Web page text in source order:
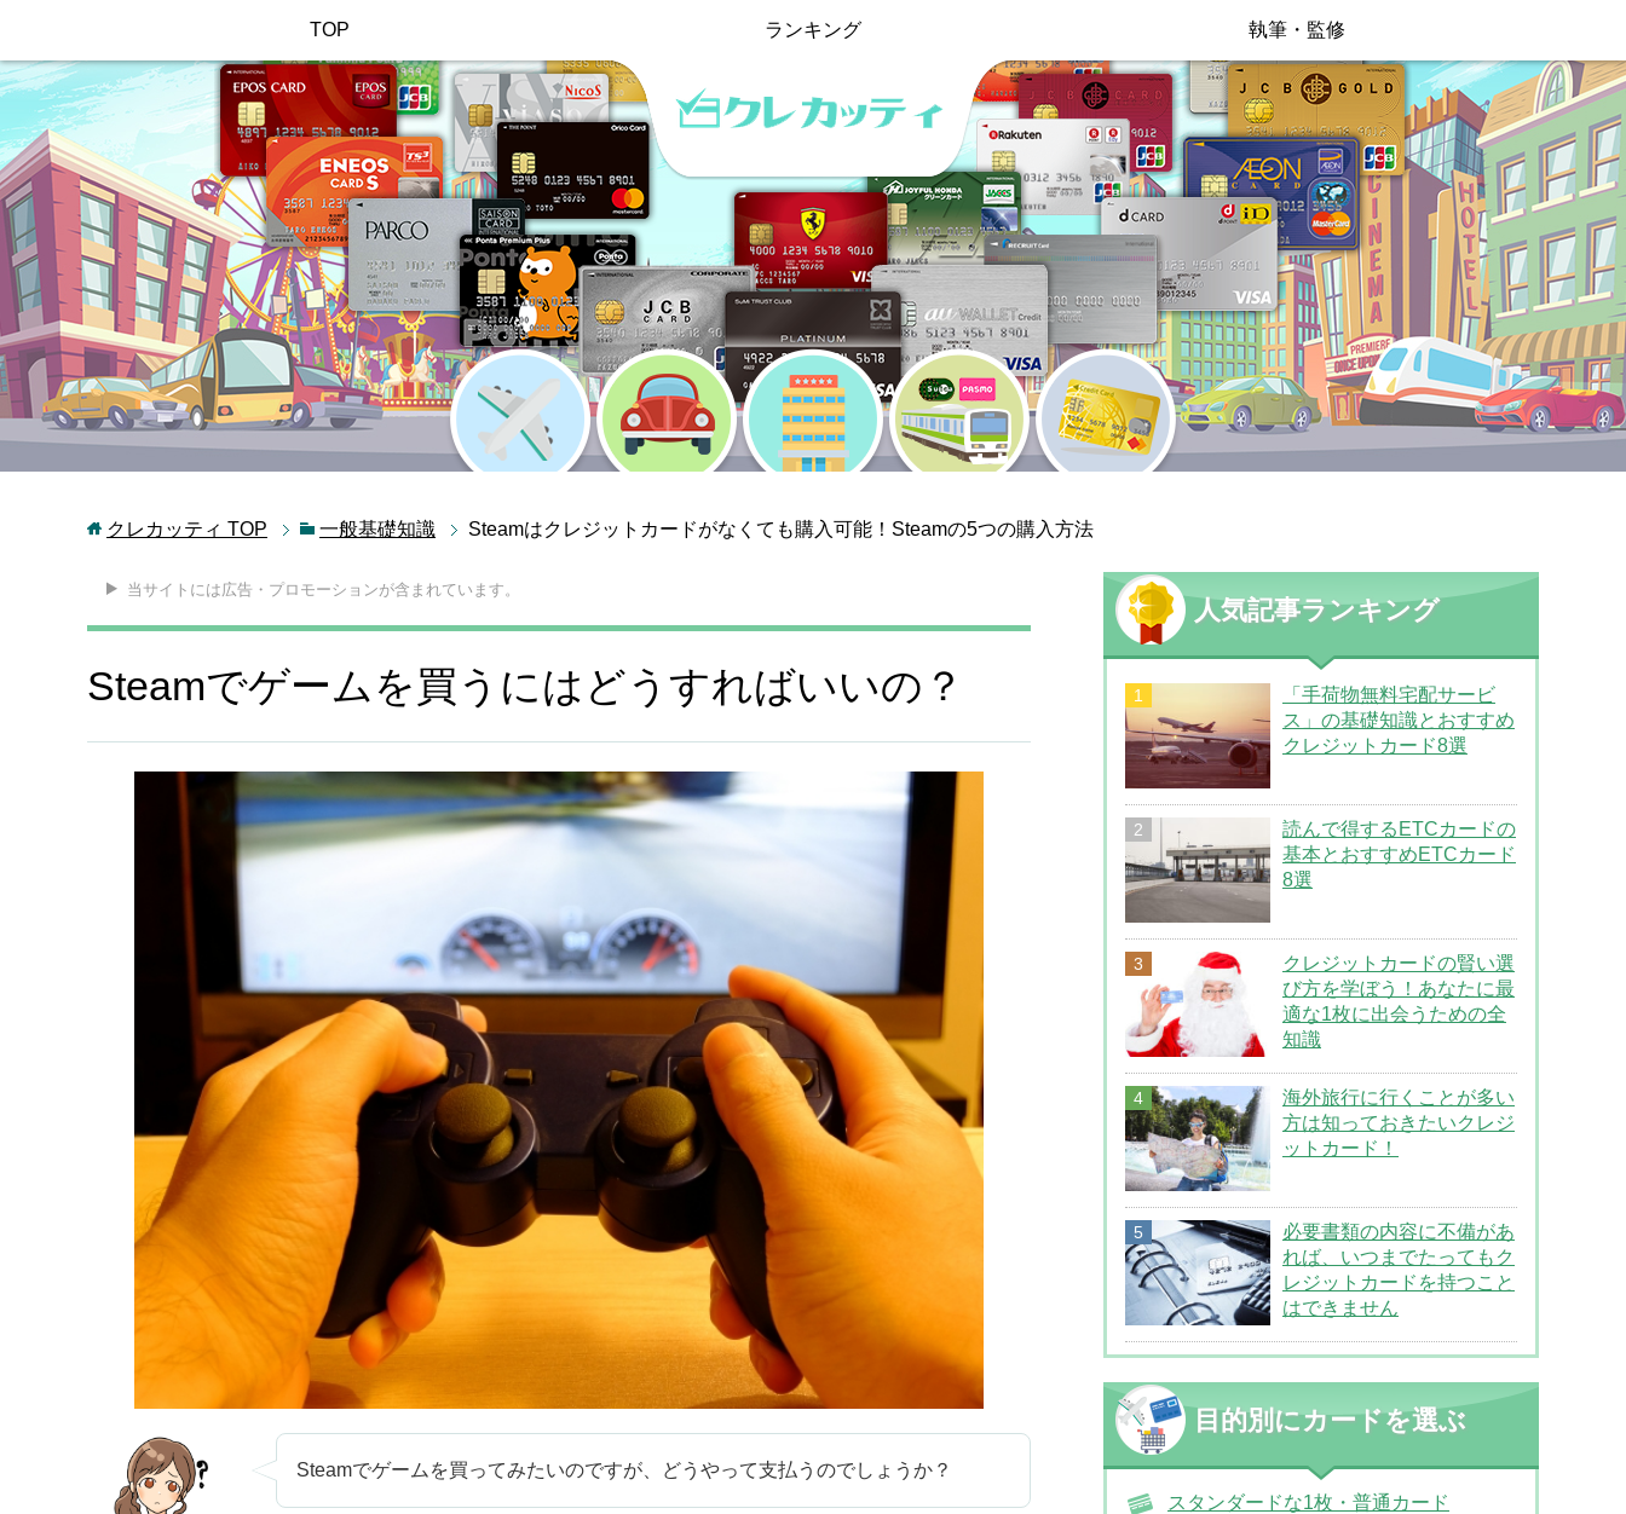
TOP ランキング 執筆・監修
クレカッティ TOP 一般基礎知識 Steamはクレジットカードがなくても購入可能！Steamの5つの購入方法
当サイトには広告・プロモーションが含まれています。
Steamでゲームを買うにはどうすればいいの？
Steamでゲームを買ってみたいのですが、どうやって支払うのでしょうか？
人気記事ランキング
「手荷物無料宅配サービ
ス」の基礎知識とおすすめ
クレジットカード8選
読んで得するETCカードの
基本とおすすめETCカード
8選
クレジットカードの賢い選
び方を学ぼう！あなたに最
適な1枚に出会うための全
知識
海外旅行に行くことが多い
方は知っておきたいクレジ
ットカード！
必要書類の内容に不備があ
れば、いつまでたってもク
レジットカードを持つこと
はできません
目的別にカードを選ぶ
スタンダードな1枚・普通カード